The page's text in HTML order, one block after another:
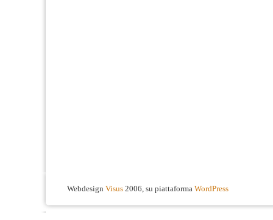
Webdesign Visus 2006, su piattaforma WordPress